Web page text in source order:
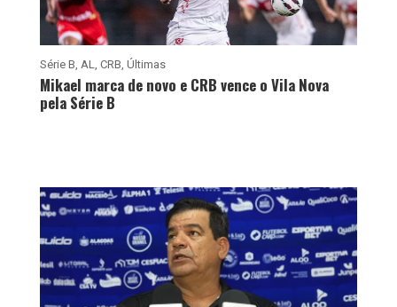
Série B AL CRB Últimas
Mikael marca de novo e CRB vence o Vila Nova
pela Série B